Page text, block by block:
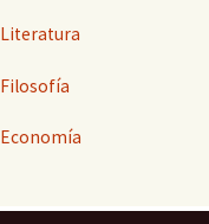
Literatura
Filosofía
Economía